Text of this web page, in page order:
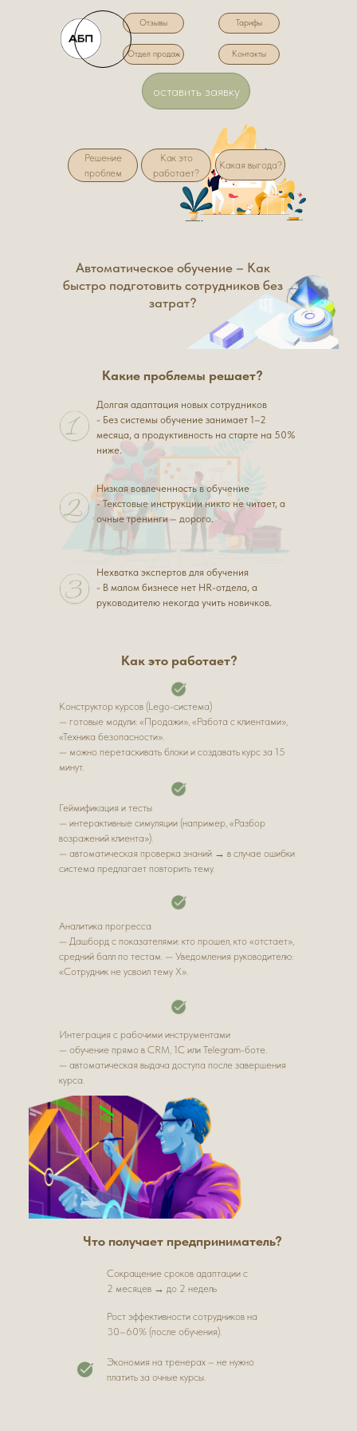
Отдел продаж
Тарифы
Отзывы
Контакты
оставить заявку
Какая выгода?
Как это
работает?
Решение
проблем
Автоматическое обучение – Как
быстро подготовить сотрудников без
затрат?
Какие проблемы решает?
Долгая адаптация новых сотрудников
- Без системы обучение занимает 1–2
месяца, а продуктивность на старте на 50%
ниже.
Низкая вовлеченность в обучение
- Текстовые инструкции никто не читает, а
очные тренинги – дорого.
Нехватка экспертов для обучения
- В малом бизнесе нет HR-отдела, а
руководителю некогда учить новичков.
Как это работает?
Конструктор курсов (Lego-система)
— готовые модули: «Продажи», «Работа с клиентами»,
«Техника безопасности».
— можно перетаскивать блоки и создавать курс за 15
минут.
Геймификация и тесты
— интерактивные симуляции (например, «Разбор
возражений клиента»).
— автоматическая проверка знаний → в случае ошибки
система предлагает повторить тему.
Аналитика прогресса
— Дашборд с показателями: кто прошел, кто «отстает»,
средний балл по тестам. — Уведомления руководителю:
«Сотрудник не усвоил тему X».
Интеграция с рабочими инструментами
— обучение прямо в CRM, 1С или Telegram-боте.
— автоматическая выдача доступа после завершения
курса.
Что получает предприниматель?
Сокращение сроков адаптации с
2 месяцев → до 2 недель
Рост эффективности сотрудников на
30–60% (после обучения).
Экономия на тренерах – не нужно
платить за очные курсы.